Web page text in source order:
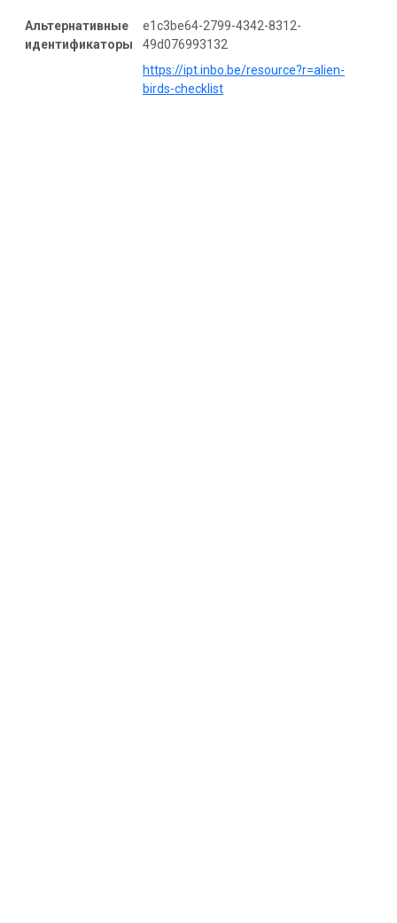
Альтернативные
идентификаторы
e1c3be64-2799-4342-8312-
49d076993132
https://ipt.inbo.be/resource?r=alien-
birds-checklist